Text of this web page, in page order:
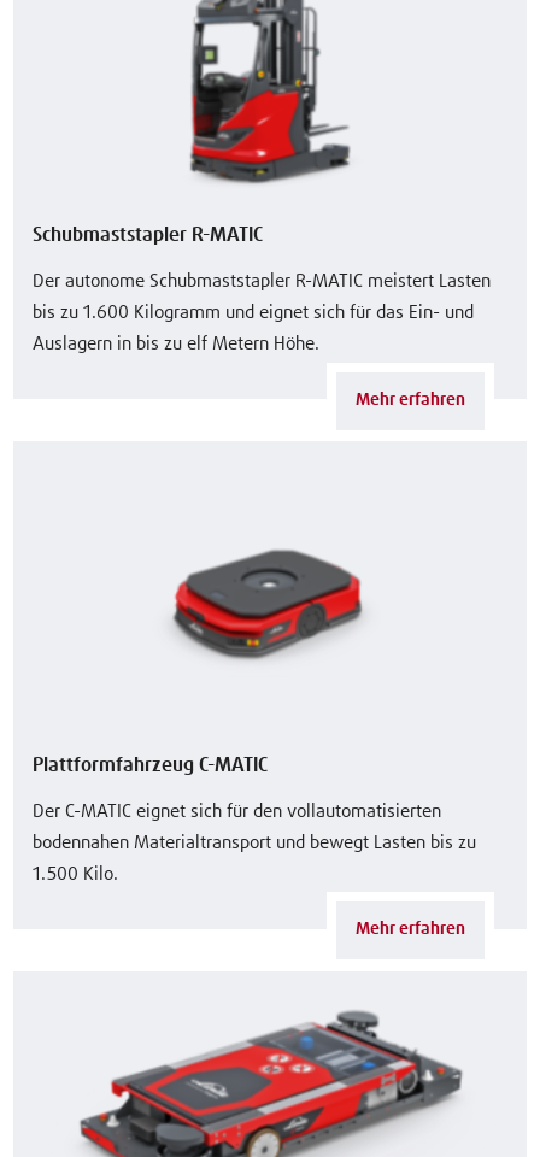
Schubmaststapler R-MATIC
Der autonome Schubmaststapler R-MATIC meistert Lasten
bis zu 1.600 Kilogramm und eignet sich für das Ein- und
Auslagern in bis zu elf Metern Höhe.
Mehr erfahren
Plattformfahrzeug C-MATIC
Der C-MATIC eignet sich für den vollautomatisierten
bodennahen Materialtransport und bewegt Lasten bis zu
1.500 Kilo.
Mehr erfahren